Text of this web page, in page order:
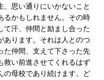
思い通りにいかないこと
るかもしれません。その時
て汗、仲間と励まし合った
あります。それは人とのつ
た仲間、支えて下さった先
救い前進させてくれるはず
の母校であり続けます。ど